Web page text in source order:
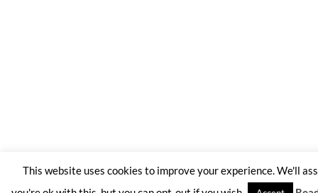
This website uses cookies to improve your experience. We'll